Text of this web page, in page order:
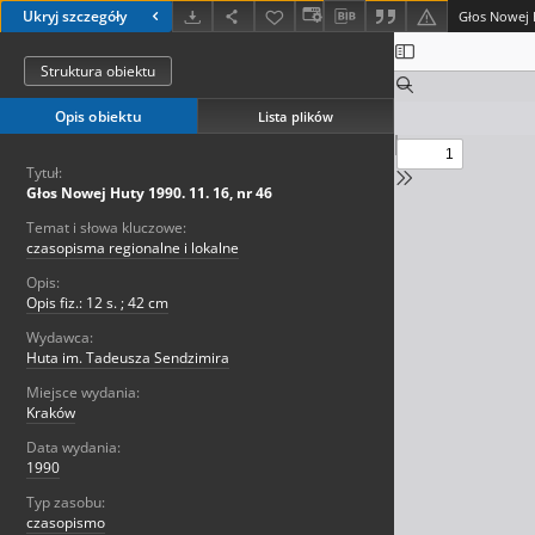
Ukryj szczegóły Głos Nowej
Struktura obiektu
Opis obiektu Lista plików
Tytuł:
Głos Nowej Huty 1990. 11. 16, nr 46
Temat i słowa kluczowe:
czasopisma regionalne i lokalne
Opis:
Opis fiz.: 12 s. ; 42 cm
Wydawca:
Huta im. Tadeusza Sendzimira
Miejsce wydania:
Kraków
Data wydania:
1990
Typ zasobu:
czasopismo